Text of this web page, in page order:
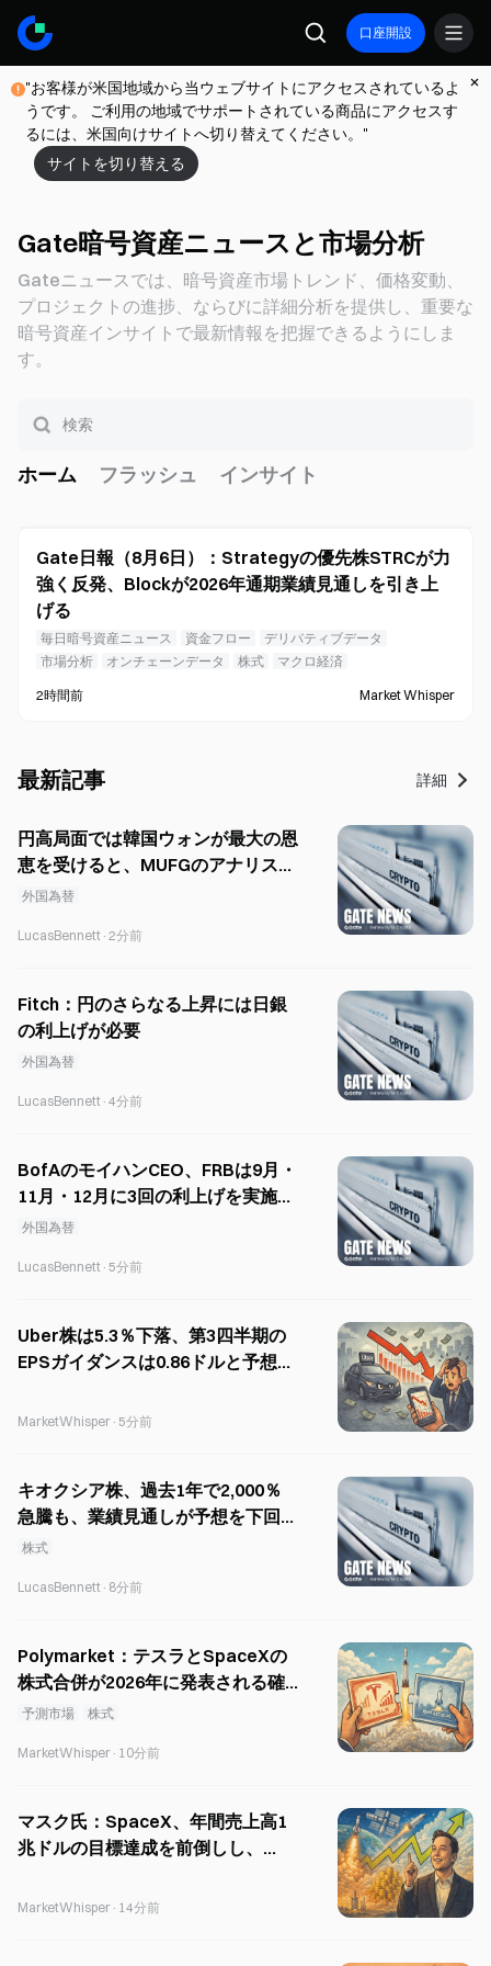
口座開設
"お客様が米国地域から当ウェブサイトにアクセスされているよ
うです。 ご利用の地域でサポートされている商品にアクセスす
るには、米国向けサイトへ切り替えてください。"
サイトを切り替える
Gate暗号資産ニュースと市場分析
Gateニュースでは、暗号資産市場トレンド、価格変動、
プロジェクトの進捗、ならびに詳細分析を提供し、重要な
暗号資産インサイトで最新情報を把握できるようにしま
す。
ホーム フラッシュ インサイト
Gate日報（8月6日）：Strategyの優先株STRCが力
強く反発、Blockが2026年通期業績見通しを引き上
げる
毎日暗号資産ニュース 資金フロー
デリバティブデータ
市場分析
オンチェーンデータ 株式 マクロ経済
2時間前 Market Whisper
最新記事 詳細
円高局面では韓国ウォンが最大の恩
恵を受けると、MUFGのアナリスト
が指摘する。
外国為替
LucasBennett · 2分前
Fitch：円のさらなる上昇には日銀
の利上げが必要
外国為替
LucasBennett · 4分前
BofAのモイハンCEO、FRBは9月・
11月・12月に3回の利上げを実施す
ると予測
外国為替
LucasBennett · 5分前
Uber株は5.3％下落、第3四半期の
EPSガイダンスは0.86ドルと予想を
MarketWhisper · 5分前
キオクシア株、過去1年で2,000％
急騰も、業績見通しが予想を下回り
9％下落
株式
LucasBennett · 8分前
Polymarket：テスラとSpaceXの
株式合併が2026年に発表される確
率はわずか18%。
予測市場 株式
MarketWhisper · 10分前
マスク氏：SpaceX、年間売上高1
兆ドルの目標達成を前倒しし、
MarketWhisper · 14分前